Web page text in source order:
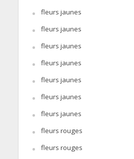
fleurs jaunes
fleurs jaunes
fleurs jaunes
fleurs jaunes
fleurs jaunes
fleurs jaunes
fleurs jaunes
fleurs rouges
fleurs rouges